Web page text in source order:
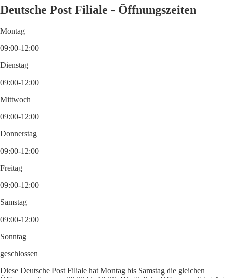
Deutsche Post Filiale - Öffnungszeiten
Montag
09:00-12:00
Dienstag
09:00-12:00
Mittwoch
09:00-12:00
Donnerstag
09:00-12:00
Freitag
09:00-12:00
Samstag
09:00-12:00
Sonntag
geschlossen
Diese Deutsche Post Filiale hat Montag bis Samstag die gleichen